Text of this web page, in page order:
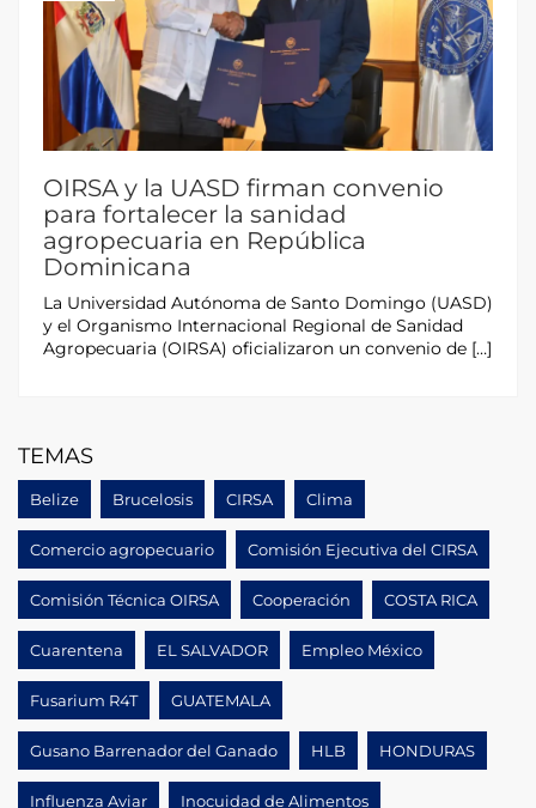
OIRSA y la UASD firman convenio
para fortalecer la sanidad
agropecuaria en República
Dominicana
La Universidad Autónoma de Santo Domingo (UASD)
y el Organismo Internacional Regional de Sanidad
Agropecuaria (OIRSA) oficializaron un convenio de […]
TEMAS
Belize Brucelosis CIRSA Clima
Comercio agropecuario Comisión Ejecutiva del CIRSA
Comisión Técnica OIRSA Cooperación COSTA RICA
Cuarentena EL SALVADOR Empleo México
Fusarium R4T GUATEMALA
Gusano Barrenador del Ganado HLB HONDURAS
Influenza Aviar Inocuidad de Alimentos